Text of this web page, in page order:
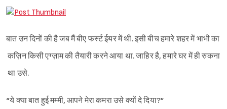
बात उन दिनों की है जब मैं बीए फर्स्ट ईयर में थी. इसी बीच हमारे शहर में भाभी का
कज़िन किसी एग्ज़ाम की तैयारी करने आया था. जाहिर है, हमारे घर में ही रुकना
था उसे.
“ये क्या बात हुई मम्मी, आपने मेरा कमरा उसे क्यों दे दिया?”